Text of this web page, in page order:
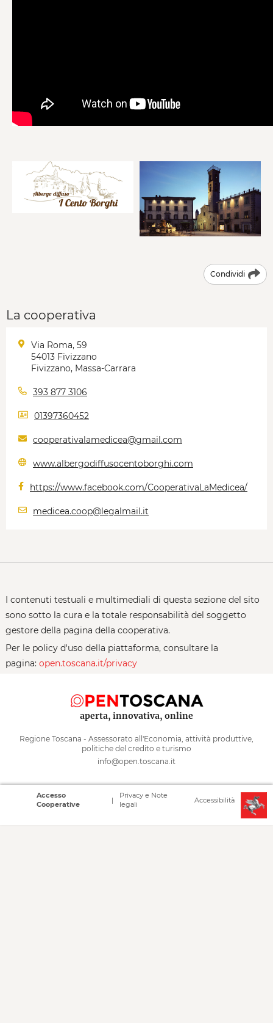
Condividi
La cooperativa
Via Roma, 59
54013 Fivizzano
Fivizzano, Massa-Carrara
393 877 3106
01397360452
cooperativalamedicea@gmail.com
www.albergodiffusocentoborghi.com
https://www.facebook.com/CooperativaLaMedicea/
medicea.coop@legalmail.it
I contenuti testuali e multimediali di questa sezione del sito
sono sotto la cura e la totale responsabilità del soggetto
gestore della pagina della cooperativa.
Per le policy d'uso della piattaforma, consultare la
pagina: open.toscana.it/privacy
aperta, innovativa, online
Regione Toscana - Assessorato all'Economia, attività produttive,
politiche del credito e turismo
info@open.toscana.it
Accesso
Cooperative
Privacy e Note
legali
Accessibilità